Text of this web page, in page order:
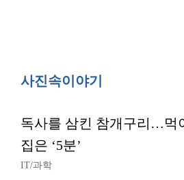
사진속이야기
독사를 삼킨 참개구리…먹
집은 ‘5분’
IT/과학